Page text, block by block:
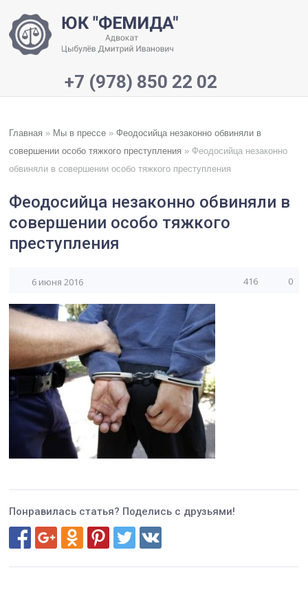
+7 (978) 850 22 02
Главная » Мы в прессе »Феодосийца незаконно обвиняли в
совершении особо тяжкого преступления » Феодосийца незаконно
обвиняли в совершении особо тяжкого преступления
Феодосийца незаконно обвиняли в
совершении особо тяжкого
преступления
6 июня 2016 0
416
Понравилась статья? Поделись с друзьями!